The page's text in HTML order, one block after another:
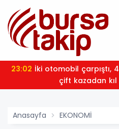
23:02
çift kazadan
Anasayfa EKONOMİ